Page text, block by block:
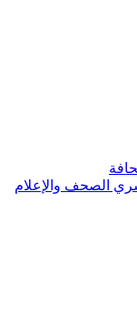
الصحف والإعلام